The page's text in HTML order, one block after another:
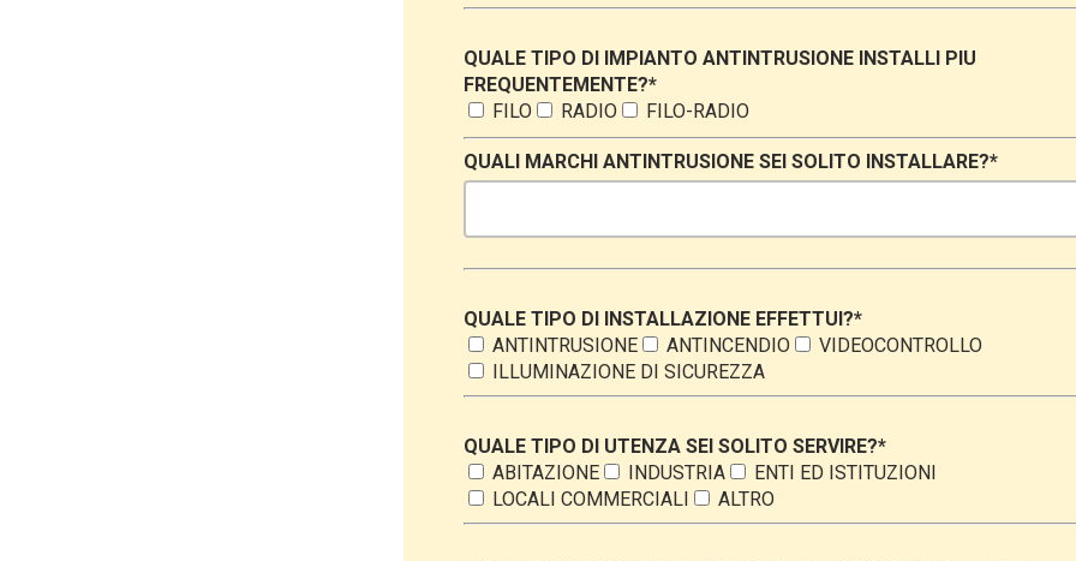
QUALE TIPO DI IMPIANTO ANTINTRUSIONE INSTALLI PIU
FREQUENTEMENTE?*
FILO
RADIO FILO-RADIO
QUALI MARCHI ANTINTRUSIONE SEI SOLITO INSTALLARE?*
QUALE TIPO DI INSTALLAZIONE EFFETTUI?*
ANTINTRUSIONE
ANTINCENDIO
VIDEOCONTROLLO
ILLUMINAZIONE DI SICUREZZA
QUALE TIPO DI UTENZA SEI SOLITO SERVIRE?*
ABITAZIONE
INDUSTRIA
ENTI ED ISTITUZIONI
LOCALI COMMERCIALI
ALTRO